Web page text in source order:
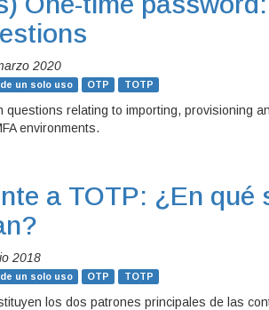
2020
un solo uso OTP TOTP
questions relating to importing, provisioning
environments.
a TOTP: ¿En qué
2018
un solo uso OTP TOTP
los dos patrones principales de las